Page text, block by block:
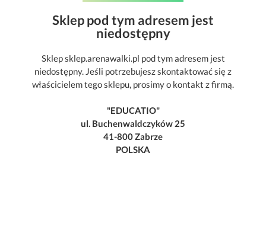
Sklep pod tym adresem jest
niedostępny
Sklep sklep.arenawalki.pl pod tym adresem jest
niedostępny. Jeśli potrzebujesz skontaktować się z
właścicielem tego sklepu, prosimy o kontakt z firmą.
"EDUCATIO"
ul. Buchenwaldczyków 25
41-800 Zabrze
POLSKA